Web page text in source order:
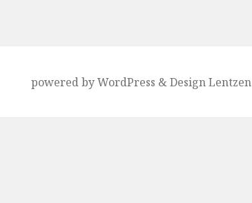
powered by WordPress & Design Lentzen